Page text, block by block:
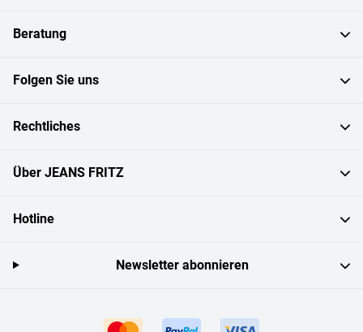
Beratung
Folgen Sie uns
Rechtliches
Über JEANS FRITZ
Hotline
Newsletter abonnieren